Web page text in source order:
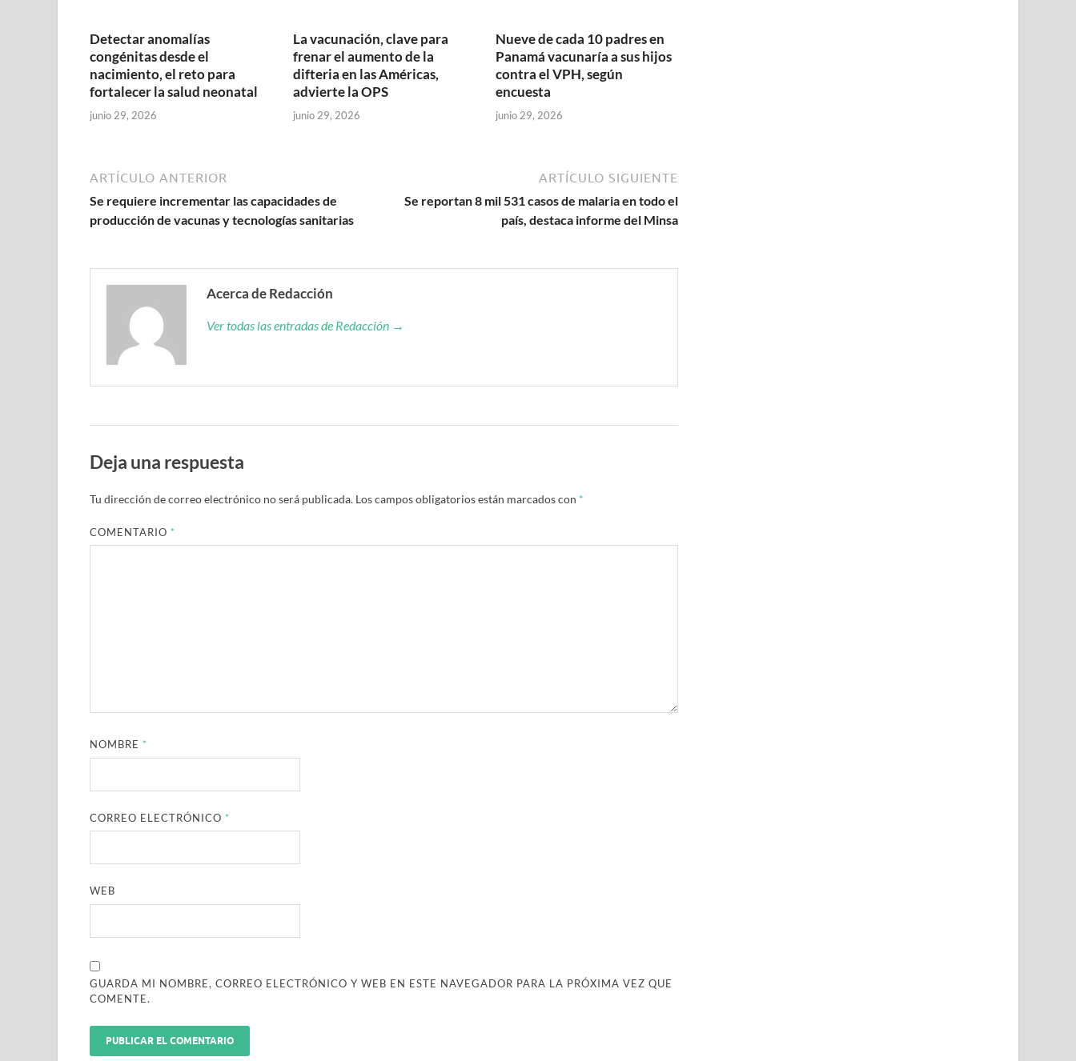
Detectar anomalías
congénitas desde el
nacimiento, el reto para
fortalecer la salud neonatal
junio 29, 2026
La vacunación, clave para
frenar el aumento de la
difteria en las Américas,
advierte la OPS
junio 29, 2026
Nueve de cada 10 padres en
Panamá vacunaría a sus hijos
contra el VPH, según
encuesta
junio 29, 2026
ARTÍCULO ANTERIOR
Se requiere incrementar las capacidades de
producción de vacunas y tecnologías sanitarias
ARTÍCULO SIGUIENTE
Se reportan 8 mil 531 casos de malaria en todo el
país, destaca informe del Minsa
Acerca de Redacción
Ver todas las entradas de Redacción →
Deja una respuesta
Tu dirección de correo electrónico no será publicada. Los campos obligatorios están marcados con *
COMENTARIO *
NOMBRE *
CORREO ELECTRÓNICO *
WEB
GUARDA MI NOMBRE, CORREO ELECTRÓNICO Y WEB EN ESTE NAVEGADOR PARA LA PRÓXIMA VEZ QUE
COMENTE.